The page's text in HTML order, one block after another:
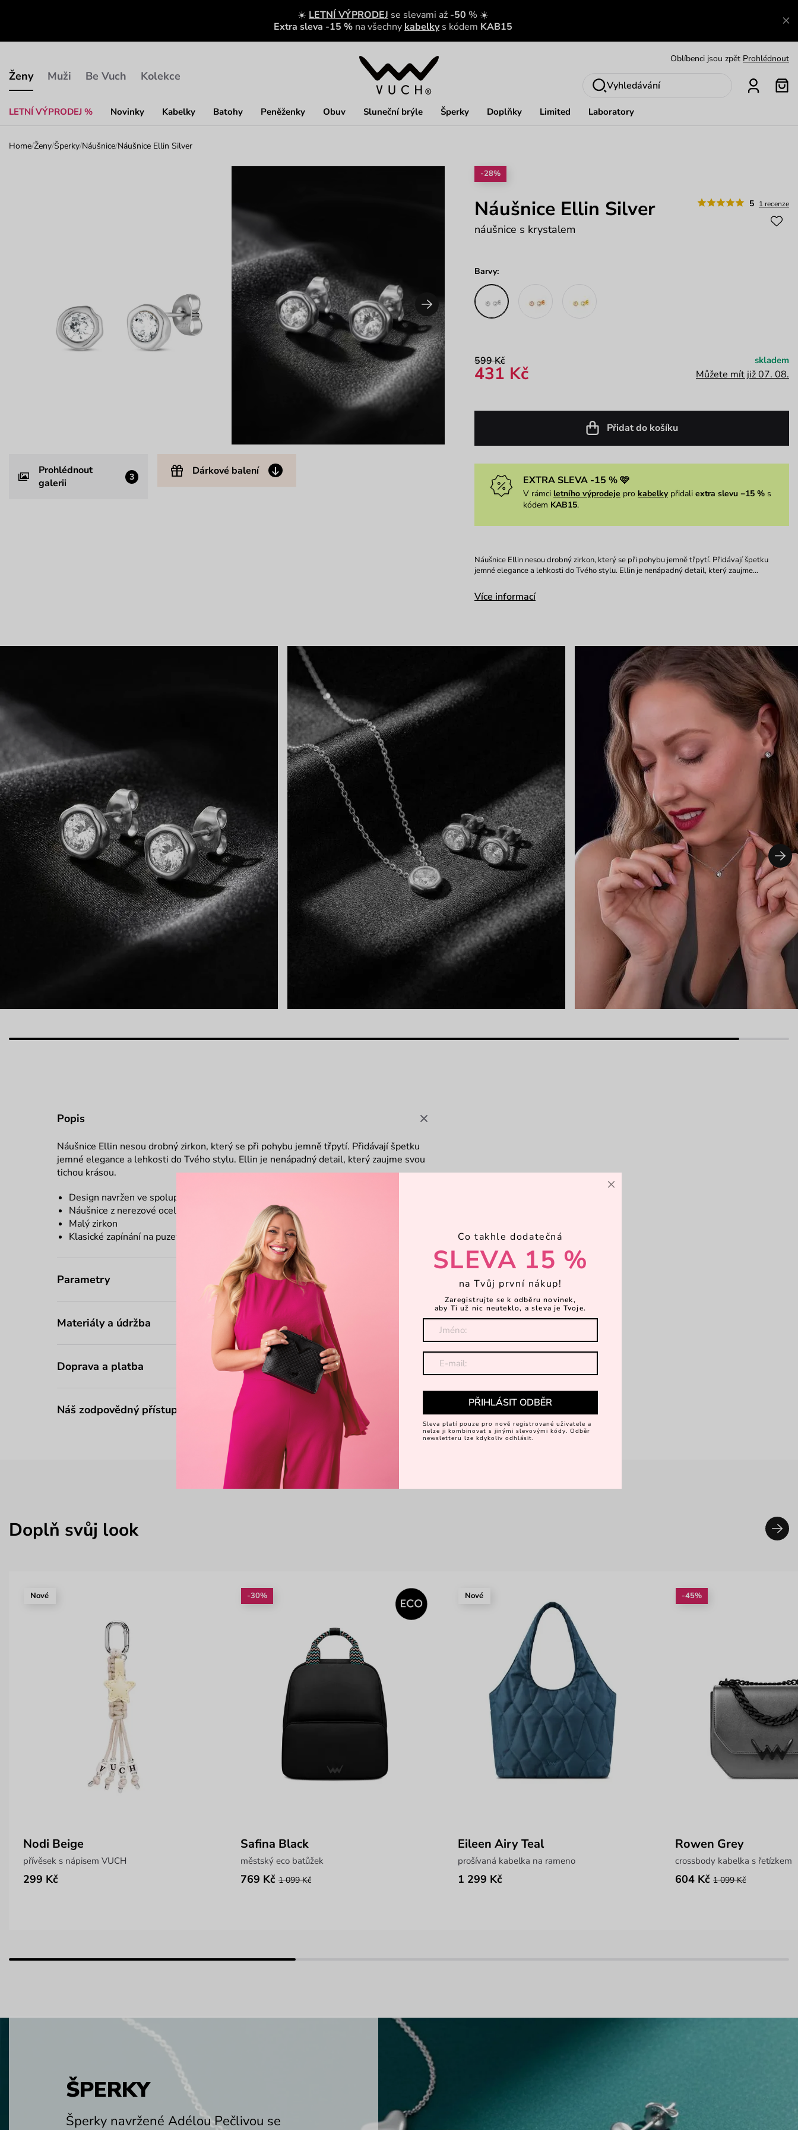
☀️ LETNÍ VÝPRODEJ se slevami až -50 % ☀️
Extra sleva -15 % na všechny kabelkys kódem KAB15
Ženy
LETNÍ VÝPRODEJ % Novinky Kabelky Batohy Peněženky Obuv Sluneční brýle Šperky Doplňky Limited Laboratory
Muži Be Vuch Kolekce
Nech se inspirovat Ukázat
Vyhledávání
Home/Ženy/Šperky/Náušnice/Náušnice Ellin Silver
Prohlédnout
galerii
3 Dárkové balení
-28%
5 1 recenze
Náušnice Ellin Silver
náušnice s krystalem
Barvy:
599 Kč
431 Kč
skladem
Můžete mít již 07. 08.
Přidat do košíku
EXTRA SLEVA -15 % 🩷
V rámci letního výprodeje pro kabelkypřidali extra slevu −15 %s
kódem KAB15.
Náušnice Ellin nesou drobný zirkon, který se při pohybu jemně třpytí. Přidávají špetku
jemné elegance a lehkosti do Tvého stylu. Ellin je nenápadný detail, který zaujme…
Více informací
Popis
Náušnice Ellin nesou drobný zirkon, který se při pohybu jemně třpytí. Přidávají špetku
jemné elegance a lehkosti do Tvého stylu. Ellin je nenápadný detail, který zaujme svou
tichou krásou.
Design navržen ve spolupráci s Adélou Pečlovou
Náušnice z nerezové oceli
Malý zirkon
Klasické zapínání na puzetu
Parametry
Materiály a údržba
Doprava a platba
Náš zodpovědný přístup
Doplň svůj look
Nové
Nodi Beige
přívěsek s nápisem VUCH
299 Kč
-30%
Safina Black
městský eco batůžek
769 Kč 1 099 Kč
Nové
Eileen Airy Teal
prošívaná kabelka na rameno
1 299 Kč
-45%
Rowen Grey
crossbody kabelka s řetízkem
604 Kč 1 099 Kč
ŠPERKY
Šperky navržené Adélou Pečlivou se
×
Co takhle dodatečná
SLEVA 15 %
na Tvůj první nákup!
Zaregistrujte se k odběru novinek,
aby Ti už nic neuteklo, a sleva je Tvoje.
PŘIHLÁSIT ODBĚR
Sleva platí pouze pro nově registrované uživatele a
nelze ji kombinovat s jinými slevovými kódy. Odběr
newsletteru lze kdykoliv odhlásit.